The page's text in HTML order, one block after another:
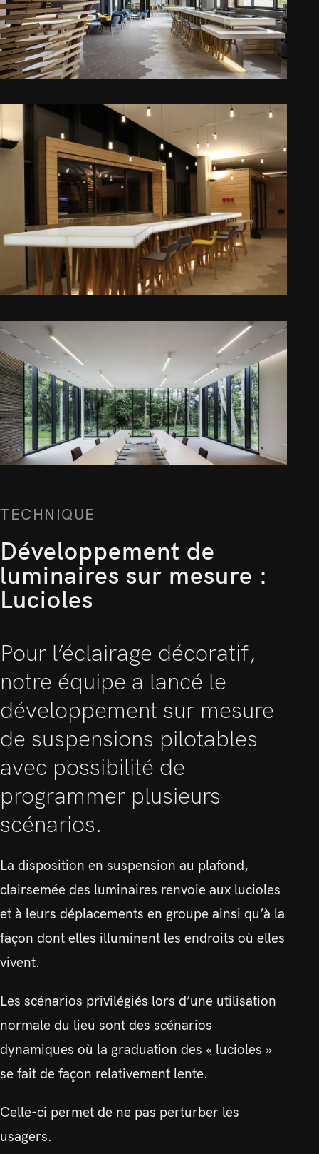
TECHNIQUE
Développement de
luminaires sur mesure :
Lucioles
Pour l’éclairage décoratif,
notre équipe a lancé le
développement sur mesure
de suspensions pilotables
avec possibilité de
programmer plusieurs
scénarios.
La disposition en suspension au plafond,
clairsemée des luminaires renvoie aux lucioles
et à leurs déplacements en groupe ainsi qu’à la
façon dont elles illuminent les endroits où elles
vivent.
Les scénarios privilégiés lors d’une utilisation
normale du lieu sont des scénarios
dynamiques où la graduation des « lucioles »
se fait de façon relativement lente.
Celle-ci permet de ne pas perturber les
usagers.